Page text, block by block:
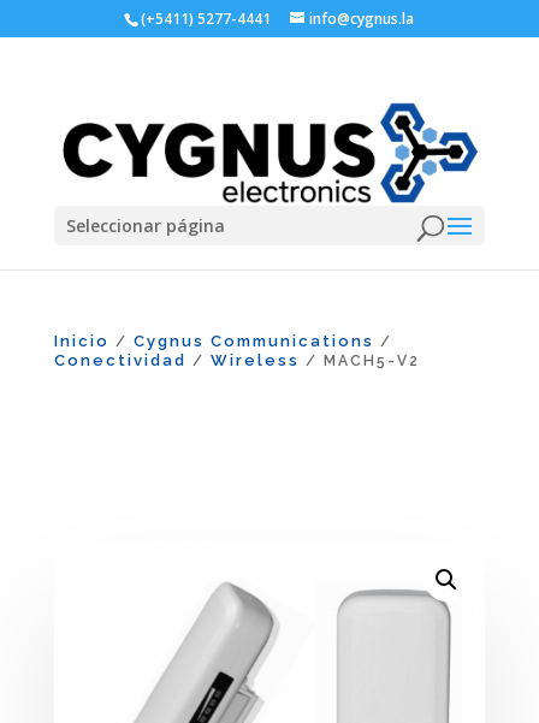
(+5411) 5277-4441 info@cygnus.la
Seleccionar página
Inicio / Cygnus Communications /
Conectividad / Wireless / MACH5-V2